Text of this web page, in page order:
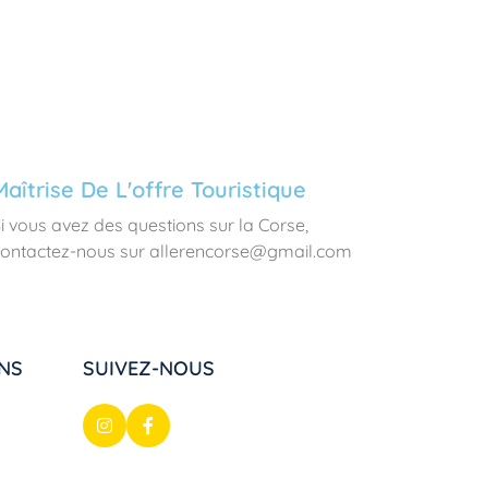
De L'offre Touristique
vous avez des questions sur la Corse,
nous sur allerencorse@gmail.com
SUIVEZ-NOUS